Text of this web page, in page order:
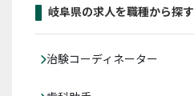
岐阜県の求人を職種から探す
治験コーディネーター